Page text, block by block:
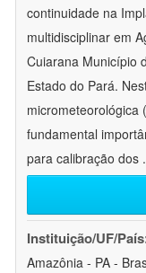
continuidade na
multidisciplinar em
Cuiarana Município
Estado do Pará.
micrometeorológica
fundamental
para calibração dos
Instituição/UF/
Amazônia - PA -